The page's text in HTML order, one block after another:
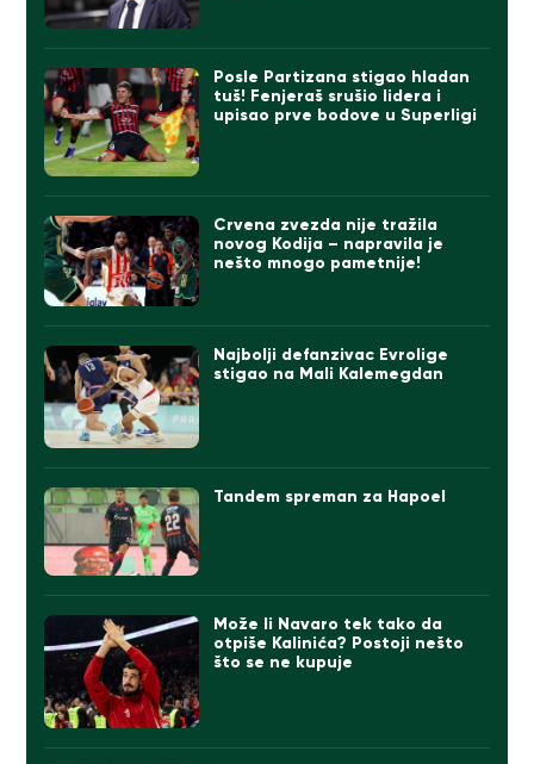
Posle Partizana stigao hladan
tuš! Fenjeraš srušio lidera i
upisao prve bodove u Superligi
Crvena zvezda nije tražila
novog Kodija – napravila je
nešto mnogo pametnije!
Najbolji defanzivac Evrolige
stigao na Mali Kalemegdan
Tandem spreman za Hapoel
Može li Navaro tek tako da
otpiše Kalinića? Postoji nešto
što se ne kupuje